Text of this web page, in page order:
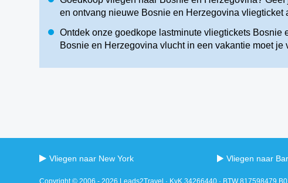
en ontvang nieuwe Bosnie en Herzegovina vliegticket
Ontdek onze goedkope lastminute vliegtickets Bosnie
Bosnie en Herzegovina vlucht in een vakantie moet je
Vliegen naar New York Vliegen naar
Copyright © 2006 - 2026 Leads2Travel · KvK 34266440 · BTW